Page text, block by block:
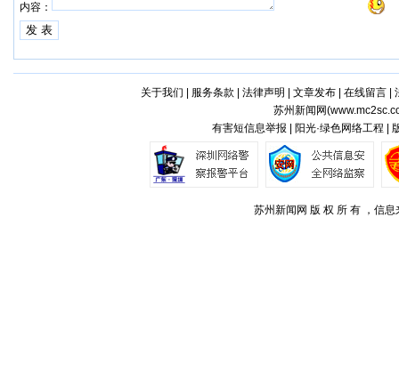
内容：
关于我们 服务条款 法律声明 文章发布| 在线留言|
苏州新闻网(
有害短信息举报 | 阳光·绿色网络工程 |
苏州新闻网 版 权 所 有 ，信